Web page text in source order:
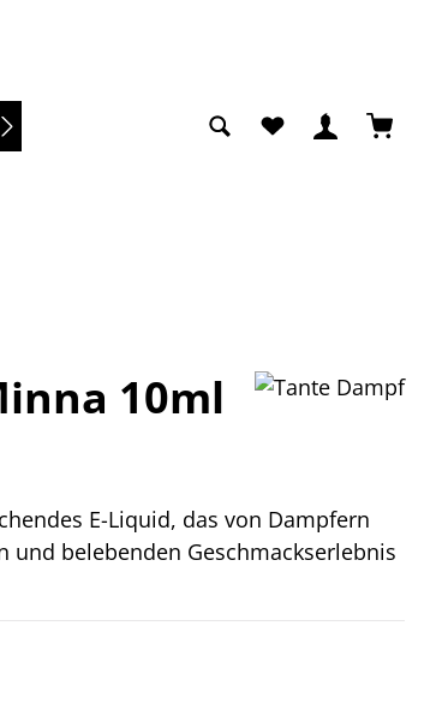
Du hast 0 Produkte
10ml
E-Liquid, das von Dampfern
belebenden Geschmackserlebnis